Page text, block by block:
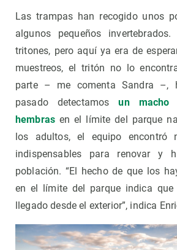
Las trampas han recogido unos
algunos pequeños
tritones, pero aquí ya era de
muestreos, el tritón no lo
parte – me comenta Sandra –,
pasado detectamosun macho
hembras en el límite del parque
los adultos, el equipo encontró
indispensables para renovar y
población. “El hecho de que los
en el límite del parque indica que
llegado desde el exterior”, indica